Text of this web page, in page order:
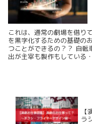
これは、通常の劇場を借り
を黒字化するための基礎の
つことができるの？？ 自転
出が主宰も製作もしている
ラ